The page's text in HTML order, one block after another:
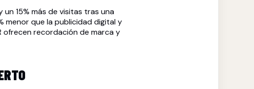
15% más de visitas tras una
menor que la publicidad digital y
ofrecen recordación de marca y